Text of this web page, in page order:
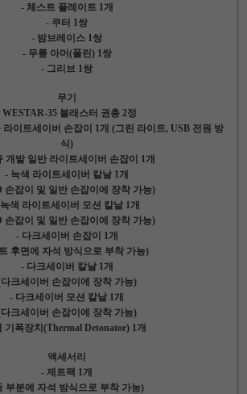
- 체스트 플레이트 1개
- 쿠터 1쌍
- 밤브레이스 1쌍
- 무릎 아머(폴린) 1쌍
- 그리브 1쌍
무기
WESTAR-35 블래스터 권총 2정
이트세이버 손잡이 1개 (그린 라이트, USB 전원 방
식)
개발 일반 라이트세이버 손잡이 1개
- 녹색 라이트세이버 칼날 1개
손잡이 및 일반 손잡이에 장착 가능)
색 라이트세이버 모션 칼날 1개
손잡이 및 일반 손잡이에 장착 가능)
- 다크세이버 손잡이 1개
후면에 자석 방식으로 부착 가능)
- 다크세이버 칼날 1개
크세이버 손잡이에 장착 가능)
- 다크세이버 모션 칼날 1개
크세이버 손잡이에 장착 가능)
기폭장치(Thermal Detonator) 1개
액세서리
- 제트팩 1개
부분에 자석 방식으로 부착 가능)